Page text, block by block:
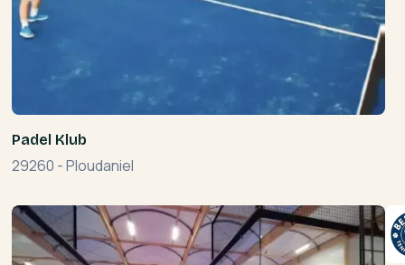
Padel Klub
29260 -Ploudaniel